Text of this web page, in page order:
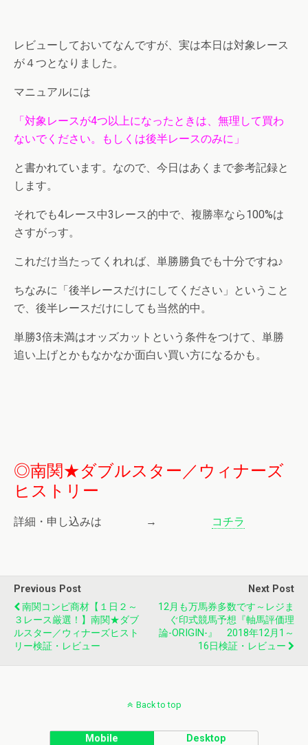
レビューしておいてなんですが、実は本日は対象レース
が４つとなりました。
マニュアルには
「対象レースが4つ以上になったときは、無理して買わ
ないでください。もしくは後半レースのみに」
と書かれています。なので、今日はあくまで参考記録と
します。
それでも4レース中3レース的中で、複勝率なら100%は
さすがっす。
これだけ当たってくれれば、単勝勝負でも十分ですね♪
ちなみに「後半レースだけにしてください」ということ
で、後半レースだけにしても当然的中。
単勝3倍未満はオッズカットという条件をつけて、単勝
追い上げとかもなかなか面白い買い方になるかも。
◎南関★ダブルスター／ウィナーズ
ヒストリー
詳細・申し込みは → コチラ
Previous Post
南関コンピ商材【１日２～
３レース厳選！】南関★ダブ
ルスター／ウィナーズヒスト
リー検証・レビュー
Next Post
12月も万馬券多数です～レジま
ぐ印式競馬予想『軸馬評価理
論-ORIGIN-』 2018年12月1～
16日検証・レビュー
Back to top
Mobile Desktop